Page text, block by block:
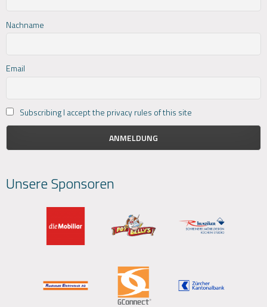
Nachname
Email
Subscribing I accept the privacy rules of this site
Unsere Sponsoren